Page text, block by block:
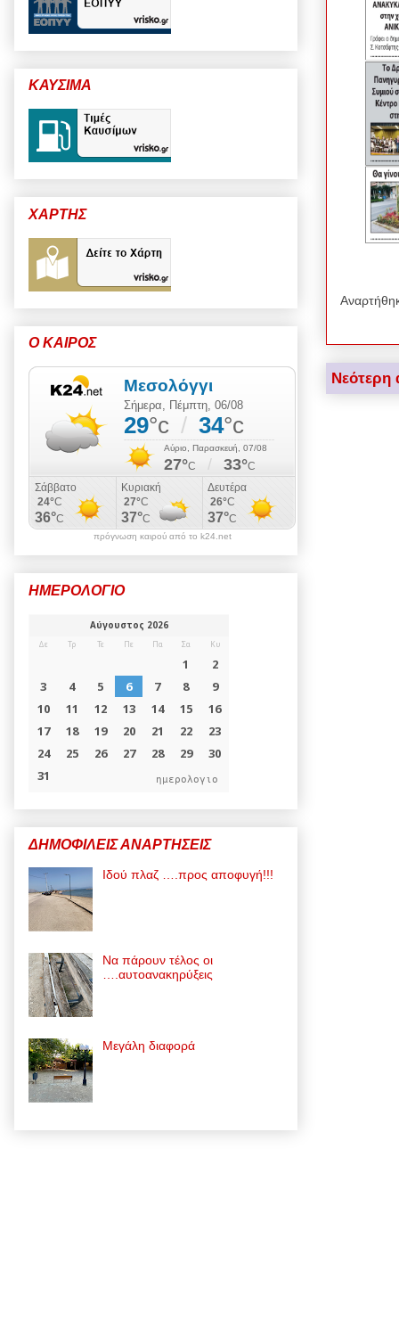
Νεότερη
ΚΑΥΣΙΜΑ
ΧΑΡΤΗΣ
Ο ΚΑΙΡΟΣ
πρόγνωση καιρού από το k24.net
ΗΜΕΡΟΛΟΓΙΟ
ημερολογιο
ΔΗΜΟΦΙΛΕΙΣ ΑΝΑΡΤΗΣΕΙΣ
Ιδού πλαζ ….προς αποφυγή!!!
Να πάρουν τέλος οι
….αυτοανακηρύξεις
Μεγάλη διαφορά